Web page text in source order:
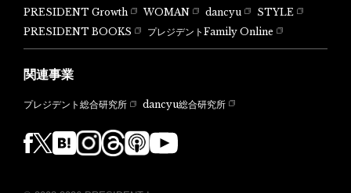
PRESIDENT Growth WOMAN dancyu
STYLE
PRESIDENT BOOKS
プレジデントFamily Online
関連事業
プレジデント総合研究所 dancyu総合研究所